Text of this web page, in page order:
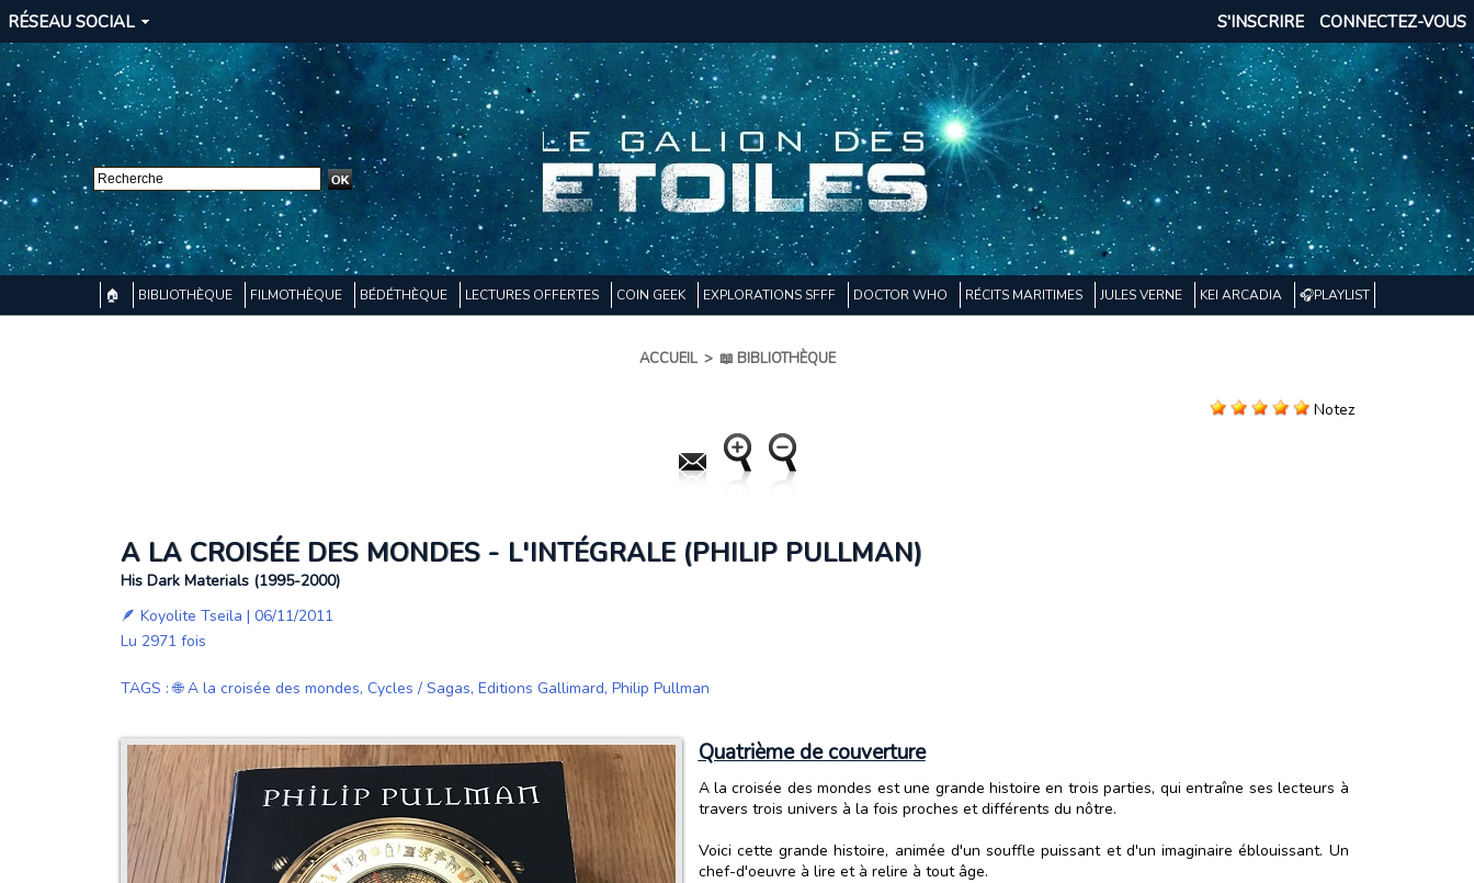
RÉSEAU SOCIAL CONNECTEZ-VOUS
S'INSCRIRE
🏠 BIBLIOTHÈQUE FILMOTHÈQUE BÉDÉTHÈQUE LECTURES OFFERTES COIN GEEK EXPLORATIONS SFFF DOCTOR WHO RÉCITS MARITIMES JULES VERNE KEI ARCADIA 🎧PLAYLIST
ACCUEIL > 📖 BIBLIOTHÈQUE
Notez
A LA CROISÉE DES MONDES - L'INTÉGRALE (PHILIP PULLMAN)
His Dark Materials (1995-2000)
🪶 Koyolite Tseila | 06/11/2011
Lu 2971 fois
TAGS :🌐 A la croisée des mondes, Cycles / Sagas, Editions Gallimard, Philip Pullman
Quatrième de couverture
A la croisée des mondes est une grande histoire en trois parties, qui entraîne ses lecteurs à
travers trois univers à la fois proches et différents du nôtre.
Voici cette grande histoire, animée d'un souffle puissant et d'un imaginaire éblouissant. Un
chef-d'oeuvre à lire et à relire à tout âge.